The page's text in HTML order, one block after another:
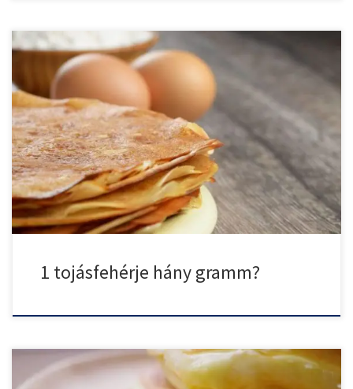
A tojás az amerikai palacsinta egyik fontos alapanyaga, bár már
[…]
1 tojásfehérje hány gramm?